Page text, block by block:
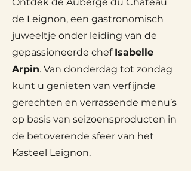
de Leignon, een gastronomisch
juweeltje onder leiding van de
gepassioneerde chef Isabelle
Arpin. Van donderdag tot zondag
kunt u genieten van verfijnde
gerechten en verrassende menu’s
op basis van seizoensproducten in
de betoverende sfeer van het
Kasteel Leignon.